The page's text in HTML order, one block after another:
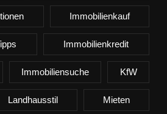
Immobilienkauf
Immobilienkredit
Immobiliensuche KfW
Landhausstil Mieten